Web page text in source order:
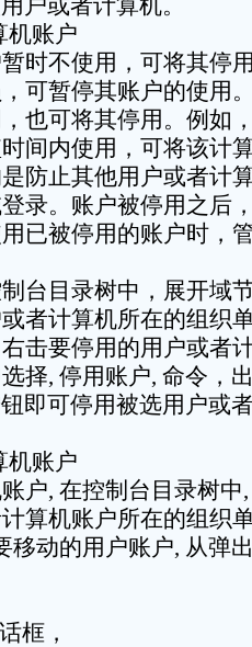
户或者计算机。
机账户
时不使用，可将其停
可暂停其账户的使用
也可将其停用。例如
间内使用，可将该计
防止其他用户或者计
录。账户被停用之后
已被停用的账户时，
台目录树中，展开域
者计算机所在的组织
击要停用的用户或者
择, 停用账户, 命令，
即可停用被选用户或
机账户
户, 在控制台目录树中
算机账户所在的组织
移动的用户账户, 从弹
框，